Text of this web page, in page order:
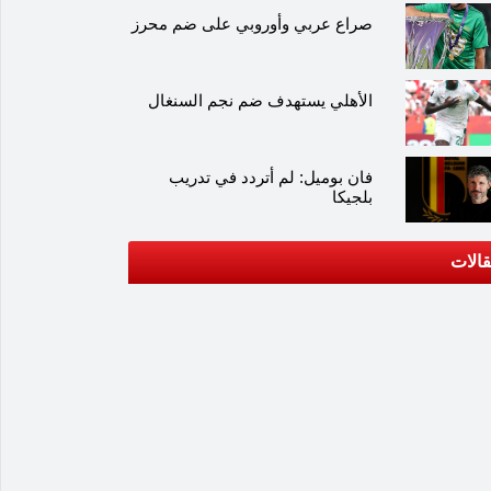
صراع عربي وأوروبي على ضم محرز
الأهلي يستهدف ضم نجم السنغال
فان بوميل: لم أتردد في تدريب
بلجيكا